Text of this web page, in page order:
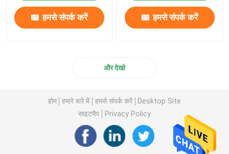
हमसे संपर्क करें हमसे संपर्क करें
और देखो
होम हमारे बारे में हमसे संपर्क करें
Desktop Site
साइटमैप
Privacy Policy